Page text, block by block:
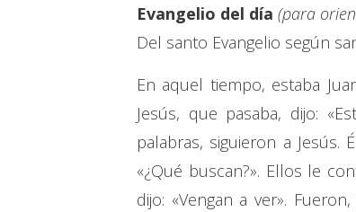
Evangelio del día (para
Del santo Evangelio según
En aquel tiempo, estaba
Jesús, que pasaba, dijo:
palabras, siguieron a
«¿Qué buscan?». Ellos le
dijo: «Vengan a ver».